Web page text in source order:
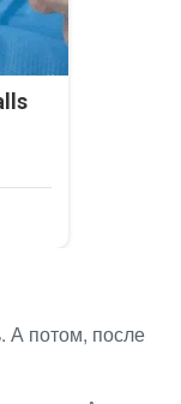
А потом, после